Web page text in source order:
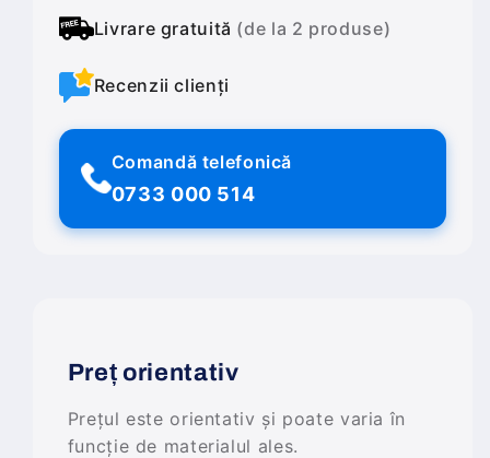
Livrare gratuită (de la 2 produse)
Recenzii clienți
Comandă telefonică
0733 000 514
Preț orientativ
Prețul este orientativ și poate varia în
funcție de materialul ales.